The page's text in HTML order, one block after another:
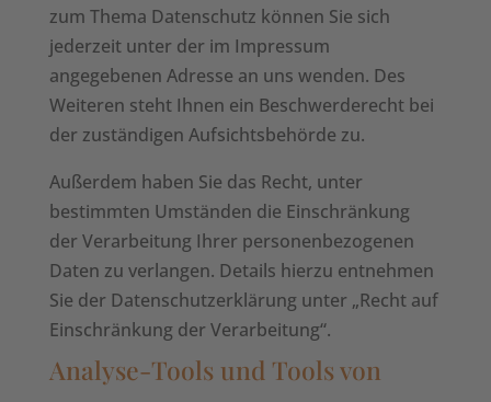
zum Thema Datenschutz können Sie sich
jederzeit unter der im Impressum
angegebenen Adresse an uns wenden. Des
Weiteren steht Ihnen ein Beschwerderecht bei
der zuständigen Aufsichtsbehörde zu.
Außerdem haben Sie das Recht, unter
bestimmten Umständen die Einschränkung
der Verarbeitung Ihrer personenbezogenen
Daten zu verlangen. Details hierzu entnehmen
Sie der Datenschutzerklärung unter „Recht auf
Einschränkung der Verarbeitung“.
Analyse-Tools und Tools von